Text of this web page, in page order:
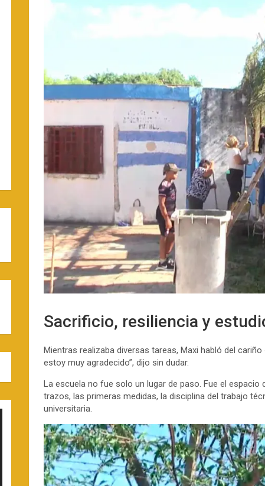
Sacrificio, resiliencia y
Mientras realizaba diversas tareas, Maxi habló del
estoy muy agradecido”, dijo sin dudar.
La escuela no fue solo un lugar de paso. Fue el
trazos, las primeras medidas, la disciplina del trabajo
universitaria.